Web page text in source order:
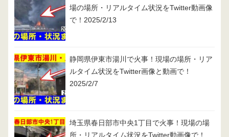
場の場所・リアルタイム状況をTwitter動画像
で！2025/2/13
静岡県伊東市湯川で火事！現場の場所・リア
ルタイム状況をTwitter画像と動画で！
2025/2/7
埼玉県春日部市中央1丁目で火事！現場の場
所・リアルタイム状況をTwitter動画像で！